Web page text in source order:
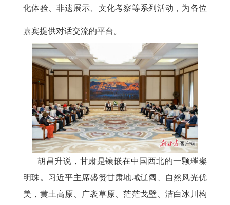
化体验、非遗展示、文化考察等系列活动，为各位
嘉宾提供对话交流的平台。
胡昌升说，甘肃是镶嵌在中国西北的一颗璀璨
明珠。习近平主席盛赞甘肃地域辽阔、自然风光优
美，黄土高原、广袤草原、茫茫戈壁、洁白冰川构